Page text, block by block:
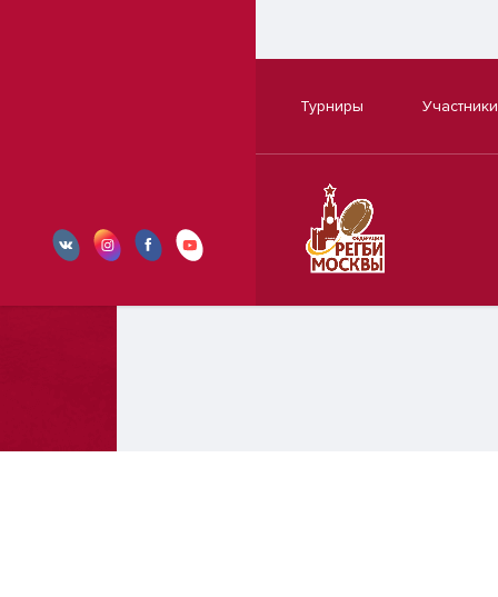
Турниры Участники